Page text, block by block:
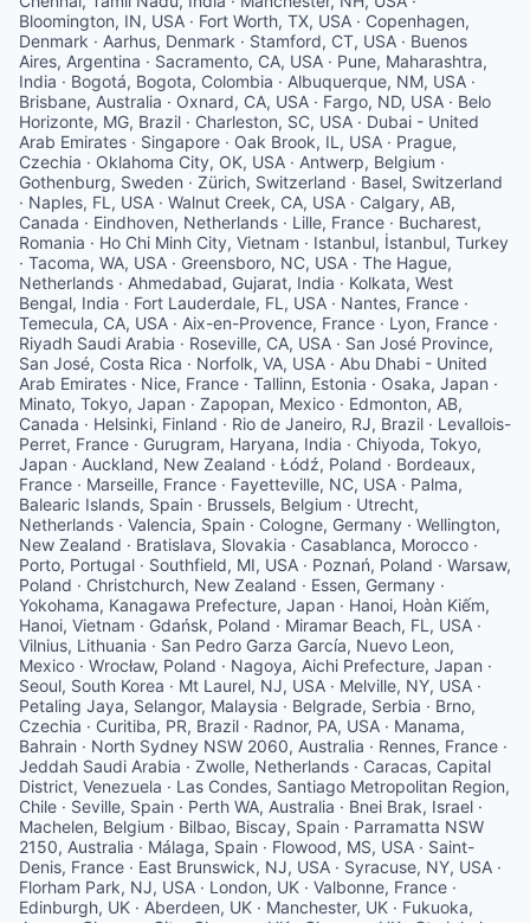
Bloomington, IN, USA · Fort Worth, TX, USA · Copenhagen,
Denmark · Aarhus, Denmark · Stamford, CT, USA · Buenos
Aires, Argentina · Sacramento, CA, USA · Pune, Maharashtra,
India · Bogotá, Bogota, Colombia · Albuquerque, NM, USA ·
Brisbane, Australia · Oxnard, CA, USA · Fargo, ND, USA · Belo
Horizonte, MG, Brazil · Charleston, SC, USA · Dubai - United
Arab Emirates · Singapore · Oak Brook, IL, USA · Prague,
Czechia · Oklahoma City, OK, USA · Antwerp, Belgium ·
Gothenburg, Sweden · Zürich, Switzerland · Basel, Switzerland
· Naples, FL, USA · Walnut Creek, CA, USA · Calgary, AB,
Canada · Eindhoven, Netherlands · Lille, France · Bucharest,
Romania · Ho Chi Minh City, Vietnam · Istanbul, İstanbul, Turkey
· Tacoma, WA, USA · Greensboro, NC, USA · The Hague,
Netherlands · Ahmedabad, Gujarat, India · Kolkata, West
Bengal, India · Fort Lauderdale, FL, USA · Nantes, France ·
Temecula, CA, USA · Aix-en-Provence, France · Lyon, France ·
Riyadh Saudi Arabia · Roseville, CA, USA · San José Province,
San José, Costa Rica · Norfolk, VA, USA · Abu Dhabi - United
Arab Emirates · Nice, France · Tallinn, Estonia · Osaka, Japan ·
Minato, Tokyo, Japan · Zapopan, Mexico · Edmonton, AB,
Canada · Helsinki, Finland · Rio de Janeiro, RJ, Brazil · Levallois-
Perret, France · Gurugram, Haryana, India · Chiyoda, Tokyo,
Japan · Auckland, New Zealand · Łódź, Poland · Bordeaux,
France · Marseille, France · Fayetteville, NC, USA · Palma,
Balearic Islands, Spain · Brussels, Belgium · Utrecht,
Netherlands · Valencia, Spain · Cologne, Germany · Wellington,
New Zealand · Bratislava, Slovakia · Casablanca, Morocco ·
Porto, Portugal · Southfield, MI, USA · Poznań, Poland · Warsaw,
Poland · Christchurch, New Zealand · Essen, Germany ·
Yokohama, Kanagawa Prefecture, Japan · Hanoi, Hoàn Kiếm,
Hanoi, Vietnam · Gdańsk, Poland · Miramar Beach, FL, USA ·
Vilnius, Lithuania · San Pedro Garza García, Nuevo Leon,
Mexico · Wrocław, Poland · Nagoya, Aichi Prefecture, Japan ·
Seoul, South Korea · Mt Laurel, NJ, USA · Melville, NY, USA ·
Petaling Jaya, Selangor, Malaysia · Belgrade, Serbia · Brno,
Czechia · Curitiba, PR, Brazil · Radnor, PA, USA · Manama,
Bahrain · North Sydney NSW 2060, Australia · Rennes, France ·
Jeddah Saudi Arabia · Zwolle, Netherlands · Caracas, Capital
District, Venezuela · Las Condes, Santiago Metropolitan Region,
Chile · Seville, Spain · Perth WA, Australia · Bnei Brak, Israel ·
Machelen, Belgium · Bilbao, Biscay, Spain · Parramatta NSW
2150, Australia · Málaga, Spain · Flowood, MS, USA · Saint-
Denis, France · East Brunswick, NJ, USA · Syracuse, NY, USA ·
Florham Park, NJ, USA · London, UK · Valbonne, France ·
Edinburgh, UK · Aberdeen, UK · Manchester, UK · Fukuoka,